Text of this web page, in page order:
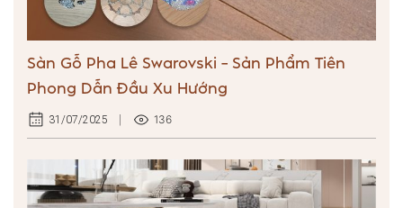
Sàn Gỗ Pha Lê Swarovski – Sản Phẩm Tiên
Phong Dẫn Đầu Xu Hướng
31/07/2025 136